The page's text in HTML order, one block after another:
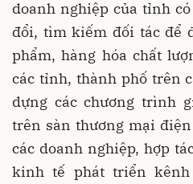
doanh nghiệp của tỉnh
đổi, tìm kiếm đối tác để
phẩm, hàng hóa chất
các tỉnh, thành phố trên
dựng các chương trình
trên sàn thương mại
các doanh nghiệp, hợp
kinh tế phát triển kênh